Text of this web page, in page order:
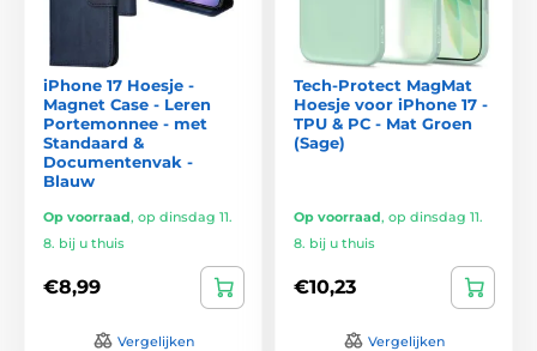
iPhone 17 Hoesje -
Magnet Case - Leren
Portemonnee - met
Standaard &
Documentenvak -
Blauw
Op voorraad, op dinsdag 11.
8. bij u thuis
€8,99
Vergelijken
Tech-Protect MagMat
Hoesje voor iPhone 17 -
TPU & PC - Mat Groen
(Sage)
Op voorraad, op dinsdag 11.
8. bij u thuis
€10,23
Vergelijken